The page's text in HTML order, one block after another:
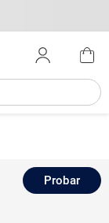
Probar